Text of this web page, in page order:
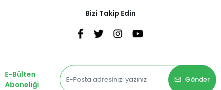
Bizi Takip Edin
E-Bülten
Aboneliği
Gönder